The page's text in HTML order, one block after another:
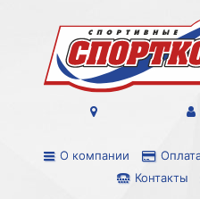
О компании
Контакты